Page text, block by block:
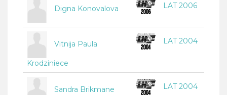
Digna Konovalova LAT 2006
Vitnija Paula
Krodziniece
LAT 2004
Sandra Brikmane LAT 2004